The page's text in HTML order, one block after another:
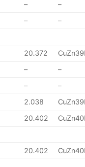
–
–
– –
20.372
–
–
–
–
2.038
20.402
20.402